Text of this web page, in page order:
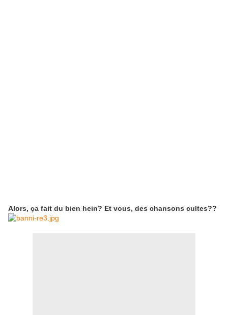
Alors, ça fait du bien hein? Et vous, des chansons cultes??